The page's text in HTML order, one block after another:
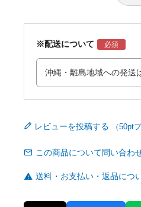
※配送について
レビューを投稿する
この商品について問い合わ
送料・お支払い・返品につ